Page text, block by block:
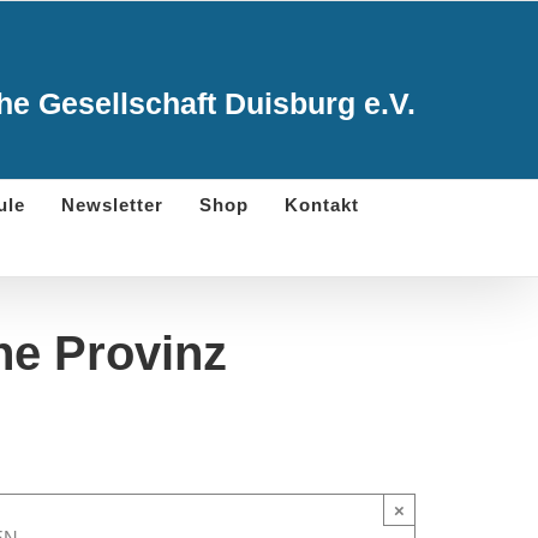
Gesellschaft Duisburg e.V.
Newsletter Shop Kontakt
Provinz
×